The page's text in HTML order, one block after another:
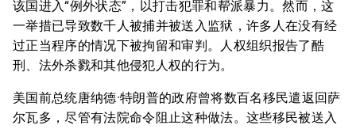
该国进入“例外状态”，以打击犯罪和帮派暴力。然而，这
一举措已导致数千人被捕并被送入监狱，许多人在没有经
过正当程序的情况下被拘留和审判。人权组织报告了酷
刑、法外杀戮和其他侵犯人权的行为。
美国前总统唐纳德·特朗普的政府曾将数百名移民遣返回萨
尔瓦多，尽管有法院命令阻止这种做法。这些移民被送入